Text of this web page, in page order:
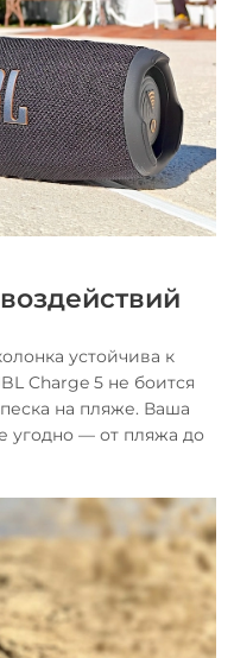
устойчива к
Charge 5 не боится
на пляже. Ваша
угодно — от пляжа до